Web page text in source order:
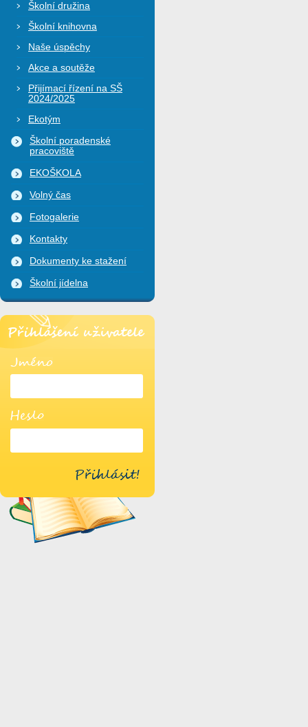
Školní družina
Školní knihovna
Naše úspěchy
Akce a soutěže
Přijímací řízení na SŠ
2024/2025
Ekotým
Školní poradenské
pracoviště
EKOŠKOLA
Volný čas
Fotogalerie
Kontakty
Dokumenty ke stažení
Školní jídelna
Přihlášení uživatele
Jméno
Heslo